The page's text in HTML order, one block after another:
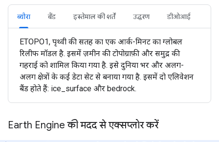
ब्यौरा बैंड इस्तेमाल की शर्तें उद्धरण डीओआई
ETOPO1, पृथ्वी की सतह का एक आर्क-मिनट का ग्लोबल
रिलीफ मॉडल है. इसमें ज़मीन की टोपोग्राफ़ी और समुद्र की
गहराई को शामिल किया गया है. इसे दुनिया भर और अलग-
अलग क्षेत्रों के कई डेटा सेट से बनाया गया है. इसमें दो एलिवेशन
बैंड होते हैं: ice_surface और bedrock.
Earth Engine की मदद से एक्सप्लोर करें